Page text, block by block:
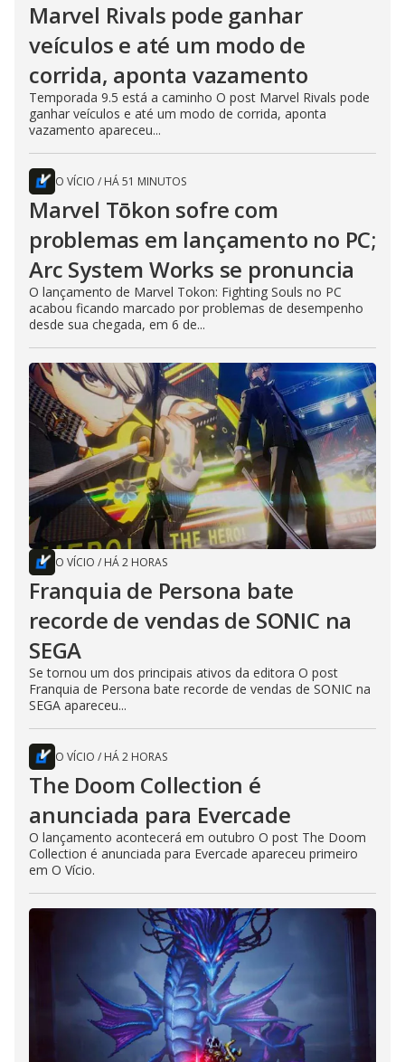
Marvel Rivals pode ganhar
veículos e até um modo de
corrida, aponta vazamento
Temporada 9.5 está a caminho O post Marvel Rivals pode
ganhar veículos e até um modo de corrida, aponta
vazamento apareceu...
O VÍCIO / HÁ 51 MINUTOS
Marvel Tōkon sofre com
problemas em lançamento no PC;
Arc System Works se pronuncia
O lançamento de Marvel Tokon: Fighting Souls no PC
acabou ficando marcado por problemas de desempenho
desde sua chegada, em 6 de...
O VÍCIO / HÁ 2 HORAS
Franquia de Persona bate
recorde de vendas de SONIC na
SEGA
Se tornou um dos principais ativos da editora O post
Franquia de Persona bate recorde de vendas de SONIC na
SEGA apareceu...
O VÍCIO / HÁ 2 HORAS
The Doom Collection é
anunciada para Evercade
O lançamento acontecerá em outubro O post The Doom
Collection é anunciada para Evercade apareceu primeiro
em O Vício.